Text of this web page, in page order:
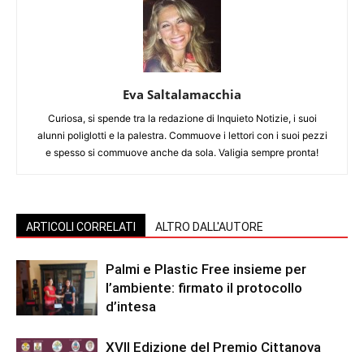
Eva Saltalamacchia
Curiosa, si spende tra la redazione di Inquieto Notizie, i suoi
alunni poliglotti e la palestra. Commuove i lettori con i suoi pezzi
e spesso si commuove anche da sola. Valigia sempre pronta!
ARTICOLI CORRELATI ALTRO DALL'AUTORE
Palmi e Plastic Free insieme per
l’ambiente: firmato il protocollo
d’intesa
XVII Edizione del Premio Cittanova